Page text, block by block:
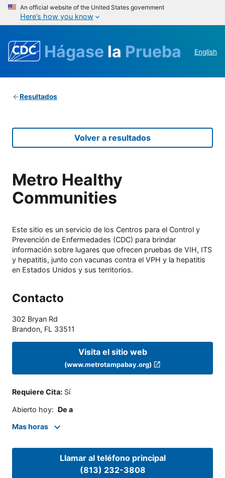
An official website of the United States government
Here’s how you know
Hágase la Prueba English
Resultados
Volver a resultados
Metro Healthy
Communities
Este sitio es un servicio de los Centros para el Control y
Prevención de Enfermedades (CDC) para brindar
información sobre lugares que ofrecen pruebas de VIH, ITS
y hepatitis, junto con vacunas contra el VPH y la hepatitis
en Estados Unidos y sus territorios.
Contacto
302 Bryan Rd
Brandon, FL 33511
Visita el sitio web
(www.metrotampabay.org)
Requiere Cita: Sí
Abierto hoy: De a
Mas horas
Llamar al teléfono principal
(813) 232-3808